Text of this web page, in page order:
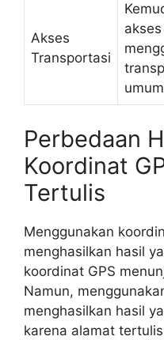
Akses
Transportasi
akses
Perbedaan
Koordinat
Tertulis
Menggunakan
menghasilkan hasil
koordinat GPS
Namun,
menghasilkan hasil
karena alamat